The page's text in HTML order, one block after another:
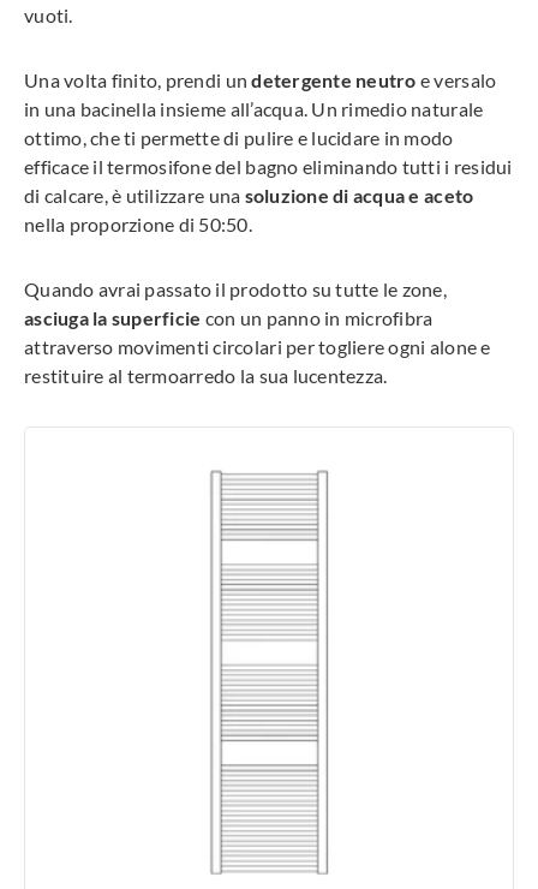
vuoti.
Una volta finito, prendi undetergente neutro e versalo
in una bacinella insieme all’acqua. Un rimedio naturale
ottimo, che ti permette di pulire e lucidare in modo
efficace il termosifone del bagno eliminando tutti i residui
di calcare, è utilizzare una soluzione di acqua e aceto
nella proporzione di 50:50.
Quando avrai passato il prodotto su tutte le zone,
asciuga la superficie con un panno in microfibra
attraverso movimenti circolari per togliere ogni alone e
restituire al termoarredo la sua lucentezza.